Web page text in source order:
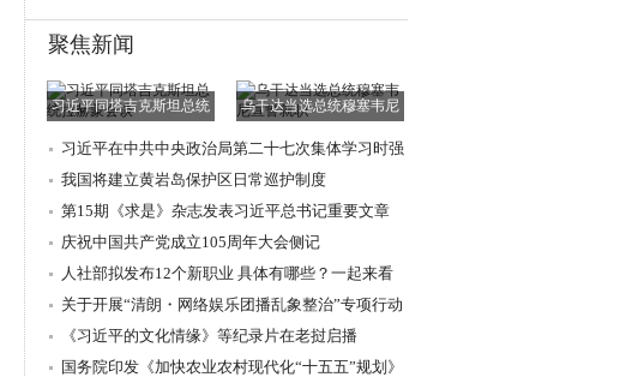
聚焦新闻
习近平同塔吉克斯坦总统
乌干达当选总统穆塞韦尼
习近平在中共中央政治局第二十七次集体学习时强
调 强化政治引领
我国将建立黄岩岛保护区日常巡护制度
第15期《求是》杂志发表习近平总书记重要文章
庆祝中国共产党成立105周年大会侧记
人社部拟发布12个新职业 具体有哪些？一起来看
→
关于开展“清朗・网络娱乐团播乱象整治”专项行动
的通知
《习近平的文化情缘》等纪录片在老挝启播
国务院印发《加快农业农村现代化“十五五”规划》